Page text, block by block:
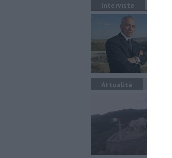
Interviste
Attualità